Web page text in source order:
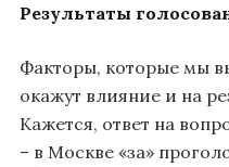
Результаты
Факторы, которые мы
окажут влияние и на
Кажется, ответ на
– в Москве «за»